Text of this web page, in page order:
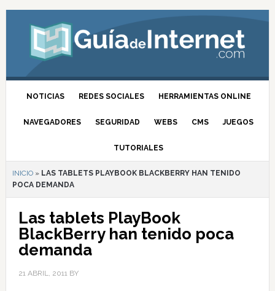
NOTICIAS REDES SOCIALES HERRAMIENTAS ONLINE
NAVEGADORES SEGURIDAD WEBS CMS JUEGOS
TUTORIALES
INICIO» LAS TABLETS PLAYBOOK BLACKBERRY HAN TENIDO
POCA DEMANDA
Las tablets PlayBook
BlackBerry han tenido poca
demanda
21 ABRIL, 2011BY